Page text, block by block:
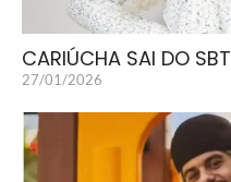
CARIÚCHA SAI DO
27/01/2026